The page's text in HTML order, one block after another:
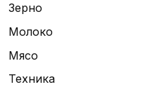
Зерно
Молоко
Мясо
Техника